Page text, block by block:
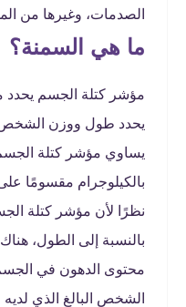
الصدمات، وغيرها من
ما هي السمنة؟
مؤشر كتلة الجسم يحدد
يحدد طول ووزن
بالكيلوجرام مقسومًا
نظرًا لأن مؤشر كتلة
بالنسبة إلى الطول،
محتوى الدهون في
الشخص البالغ الذي